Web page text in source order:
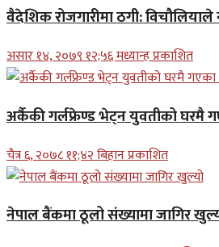
वैदेशिक रोजगारीमा ठगी:
असार १४, २०७९ १२;५६ मध्यान्ह प्रकाशित
अर्कैकी गर्लफ्रेण्ड भेट्न युवतीको घरमै
चैत्र ६, २०७८ ११;४२ बिहान प्रकाशित
नेपाल बैंकमा ठूलो संख्यामा जागिर